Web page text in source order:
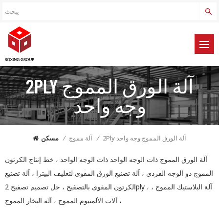
2PLY آلة الورق المموج
وجه واحد
مسكن / آلة مموج / 2Ply آلة الورق المموج وجه واحد
آلة الورق المموج ذات الوجه الواحد ذات الوجه الواحد ، خط إنتاج الكرتون
المموج ذو الوجه الفردي ، آلة تصنيع الورق المقوى لتغليف البيتزا ، آلة تصنيع
الكرتون المقوى بالتصفيح ، حل تصميم تصفيح 2ply ، آلة البلاستيك المموج ،
آلات الألمنيوم المموج ، آلة البخار المموج ،